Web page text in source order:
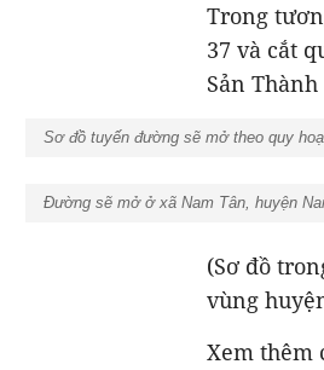
Trong
37 và cắt
Sản Thành
Sơ đồ tuyến đường sẽ mở theo quy
Đường sẽ mở ở xã Nam Tân, huyện
(Sơ đồ
vùng
Xem thêm